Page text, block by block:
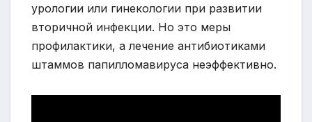
урологии или гинекологии при развитии
вторичной инфекции. Но это меры
профилактики, а лечение антибиотиками
штаммов папилломавируса неэффективно.